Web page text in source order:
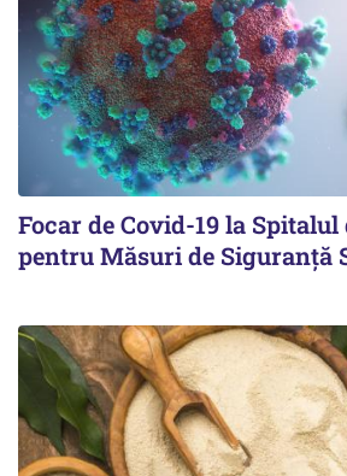
Focar de Covid-19 la
pentru Măsuri de Siguranţă